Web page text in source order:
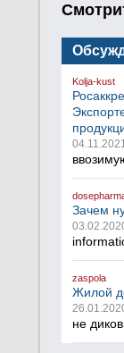
Kolja-kust
Зачем
zaspola
Жилой
не